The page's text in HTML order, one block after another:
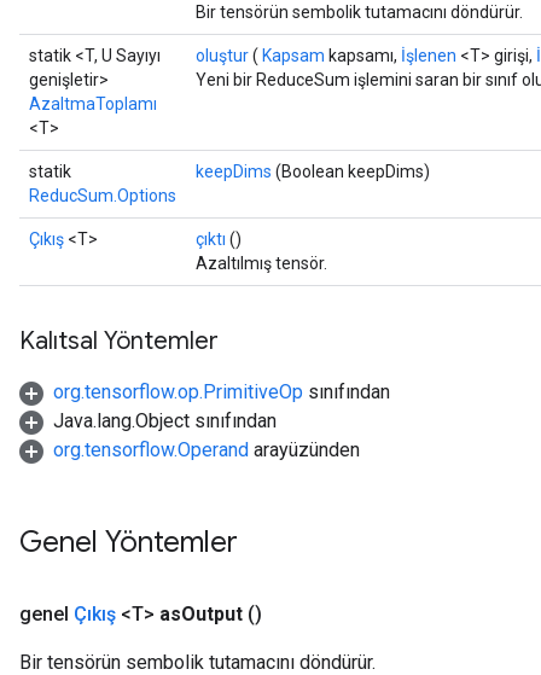
Bir tensörün sembolik tutamacını döndürür.
statik <T, U Sayıyı
genişletir>
AzaltmaToplamı
<T>
oluştur( Kapsam kapsamı, İşlenen <T> girişi,
Yeni bir ReduceSum işlemini saran bir sınıf
statik
ReducSum.Options
keepDims (Boolean keepDims)
Çıkış <T> çıktı ()
Azaltılmış tensör.
Kalıtsal Yöntemler
org.tensorflow.op.PrimitiveOp sınıfından
Java.lang.Object sınıfından
org.tensorflow.Operand arayüzünden
Genel Yöntemler
genel Çıkış <T> asOutput ()
Bir tensörün sembolik tutamacını döndürür.